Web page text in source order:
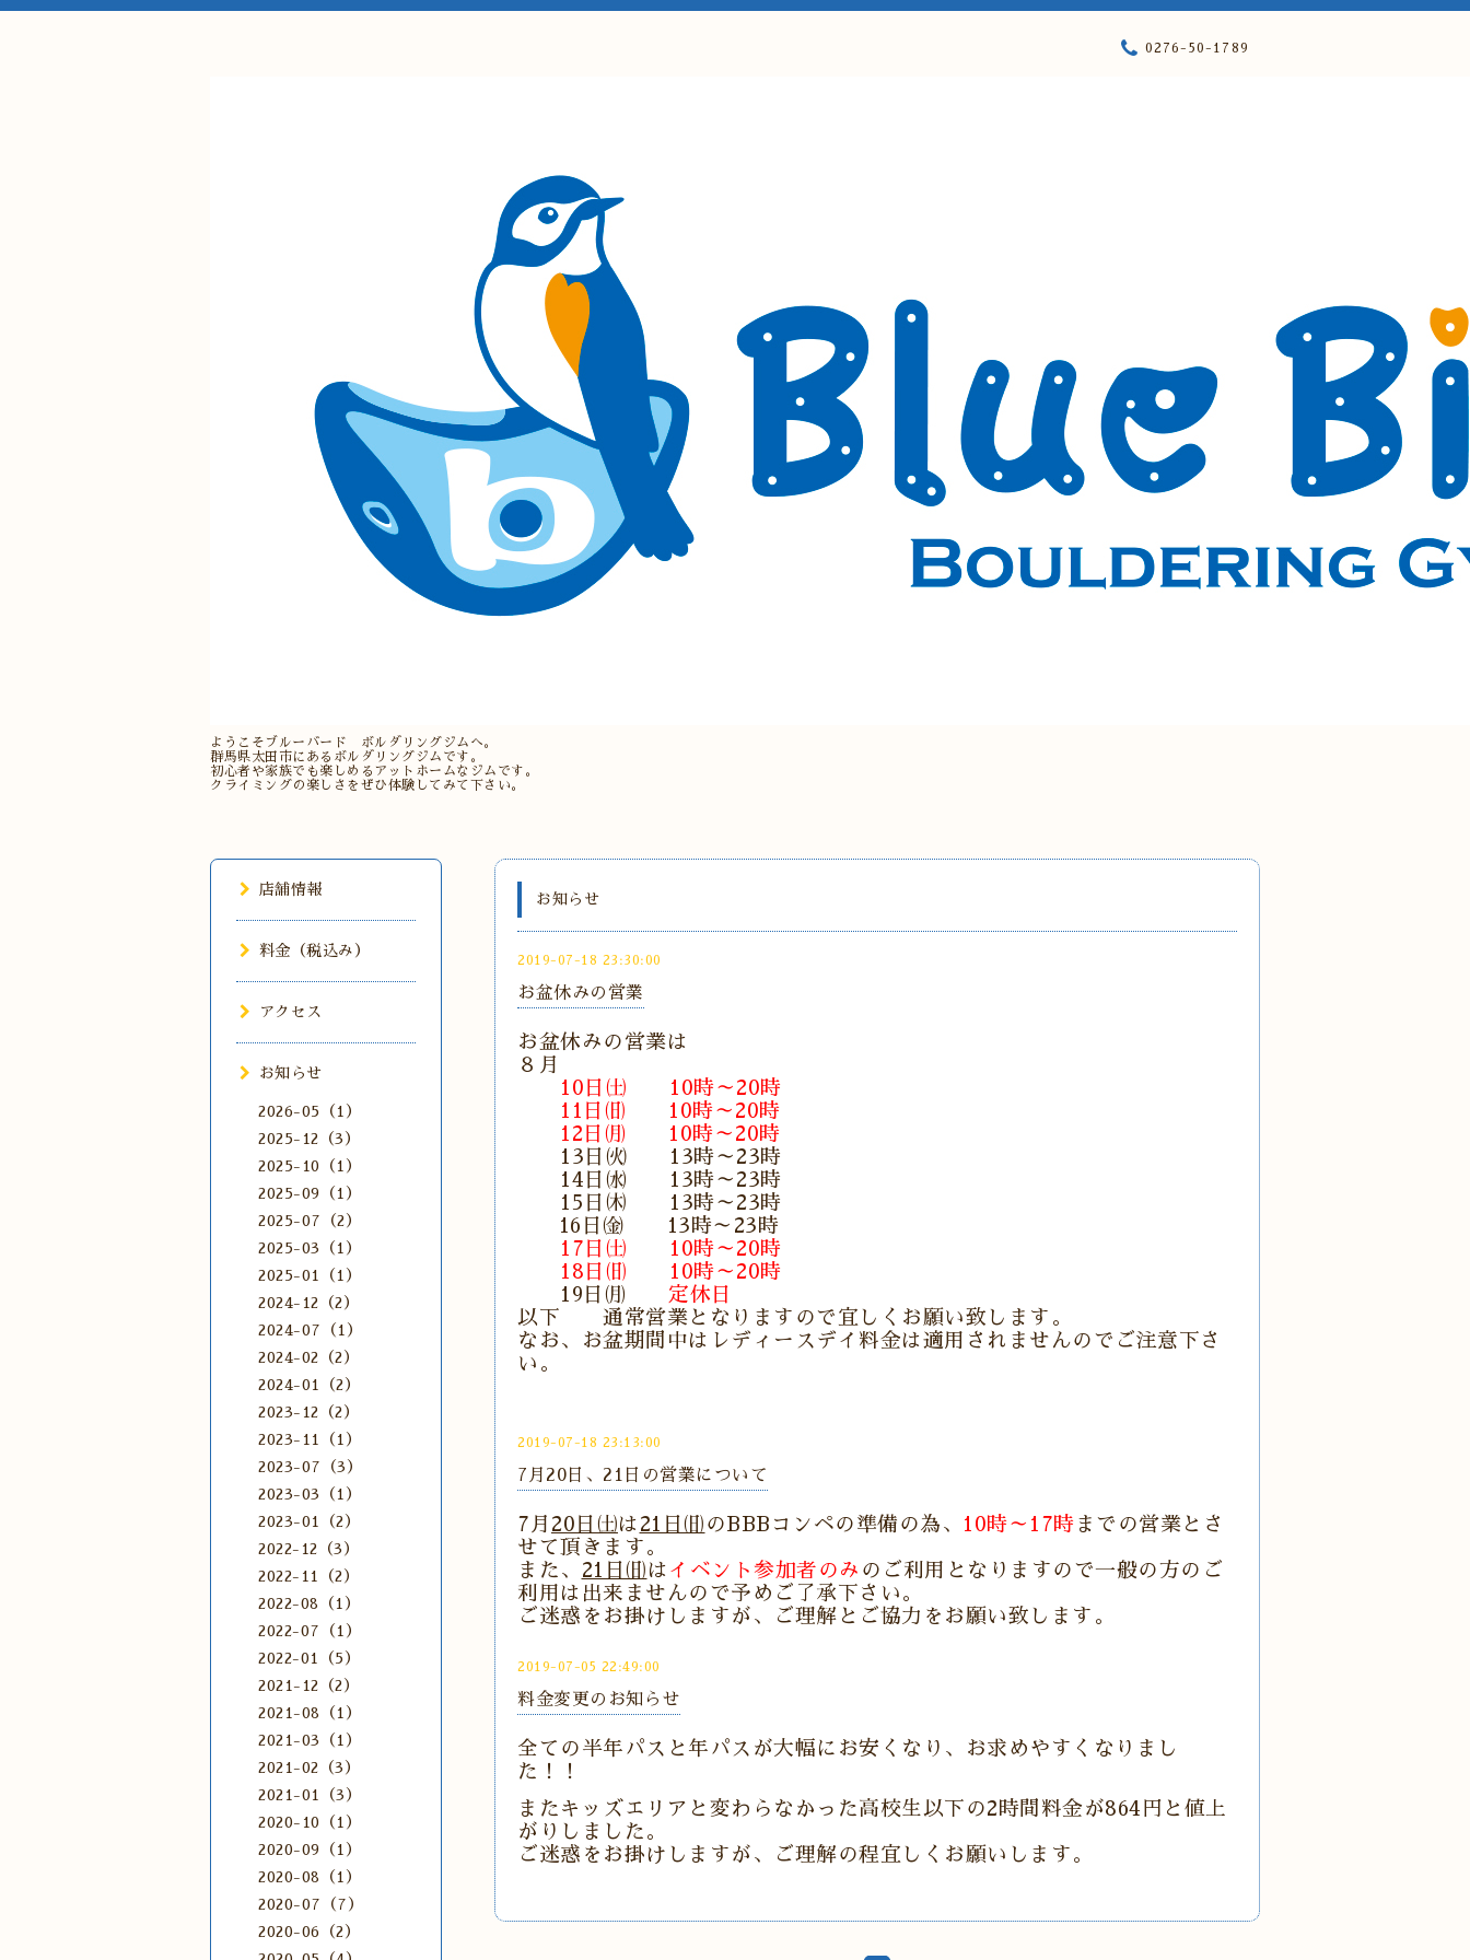
ようこそブルーバード ボルダリングジムへ。
群馬県太田市にあるボルダリングジムです。
初心者や家族でも楽しめるアットホームなジムです。
クライミングの楽しさをぜひ体験してみて下さい。
0276-50-1789
お知らせ
2019-07-18 23:30:00
お盆休みの営業
お盆休みの営業は
８月
10日㈯ 10時～20時
11日㈰ 10時～20時
12日㈪ 10時～20時
13日㈫ 13時～23時
14日㈬ 13時～23時
15日㈭ 13時～23時
16日㈮ 13時～23時
17日㈯ 10時～20時
18日㈰ 10時～20時
19日㈪ 定休日
以下 通常営業となりますので宜しくお願い致します。
なお、お盆期間中はレディースデイ料金は適用されませんのでご注意下さ
い。
2019-07-18 23:13:00
7月20日、21日の営業について
7月 20日㈯は 21日㈰ のBBBコンペの準備の為、 10時～17時 までの営業とさ
せて頂きます。
また、 21日㈰ は イベント参加者のみ のご利用となりますので一般の方のご
利用は出来ませんので予めご了承下さい。
ご迷惑をお掛けしますが、ご理解とご協力をお願い致します。
2019-07-05 22:49:00
料金変更のお知らせ
全ての半年パスと年パスが大幅にお安くなり、お求めやすくなりまし
た！！
またキッズエリアと変わらなかった高校生以下の2時間料金が864円と値上
がりしました。
ご迷惑をお掛けしますが、ご理解の程宜しくお願いします。
店舗情報
料金（税込み）
アクセス
お知らせ
2026-05（1）
2025-12（3）
2025-10（1）
2025-09（1）
2025-07（2）
2025-03（1）
2025-01（1）
2024-12（2）
2024-07（1）
2024-02（2）
2024-01（2）
2023-12（2）
2023-11（1）
2023-07（3）
2023-03（1）
2023-01（2）
2022-12（3）
2022-11（2）
2022-08（1）
2022-07（1）
2022-01（5）
2021-12（2）
2021-08（1）
2021-03（1）
2021-02（3）
2021-01（3）
2020-10（1）
2020-09（1）
2020-08（1）
2020-07（7）
2020-06（2）